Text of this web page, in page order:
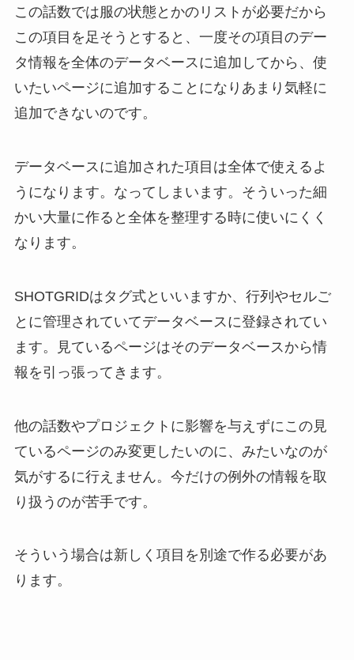
この話数では服の状態とかのリストが必要だから
この項目を足そうとすると、一度その項目のデー
タ情報を全体のデータベースに追加してから、使
いたいページに追加することになりあまり気軽に
追加できないのです。
データベースに追加された項目は全体で使えるよ
うになります。なってしまいます。そういった細
かい大量に作ると全体を整理する時に使いにくく
なります。
SHOTGRIDはタグ式といいますか、行列やセルご
とに管理されていてデータベースに登録されてい
ます。見ているページはそのデータベースから情
報を引っ張ってきます。
他の話数やプロジェクトに影響を与えずにこの見
ているページのみ変更したいのに、みたいなのが
気がするに行えません。今だけの例外の情報を取
り扱うのが苦手です。
そういう場合は新しく項目を別途で作る必要があ
ります。